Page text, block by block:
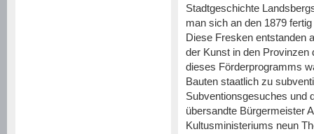
Stadtgeschichte
man sich an den 1879
Diese Fresken entstanden
der Kunst in den Provinzen
dieses Förderprogramms
Bauten staatlich zu
Subventionsgesuches und
übersandte Bürgermeister
Kultusministeriums neun